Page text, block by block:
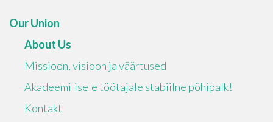
Our Union
About Us
Missioon, visioon ja väärtused
Akadeemilisele töötajale stabiilne põhipalk!
Kontakt